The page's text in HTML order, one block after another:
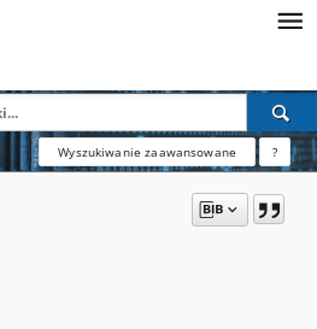
Wyszukiwanie zaawansowane ?